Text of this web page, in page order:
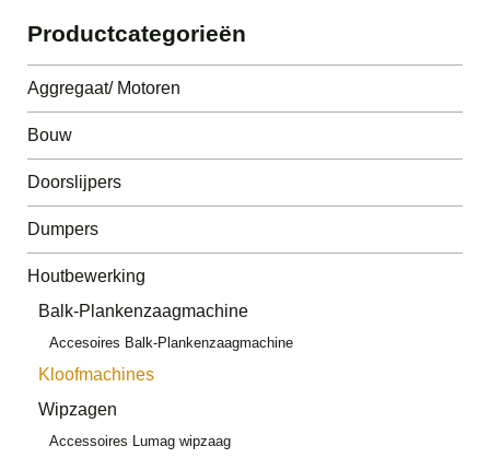
Productcategorieën
Aggregaat/ Motoren
Bouw
Doorslijpers
Dumpers
Houtbewerking
Balk-Plankenzaagmachine
Accesoires Balk-Plankenzaagmachine
Kloofmachines
Wipzagen
Accessoires Lumag wipzaag